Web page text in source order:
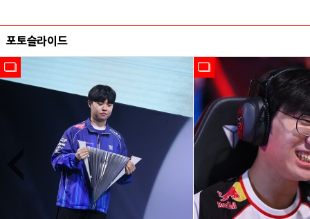
포토슬라이드